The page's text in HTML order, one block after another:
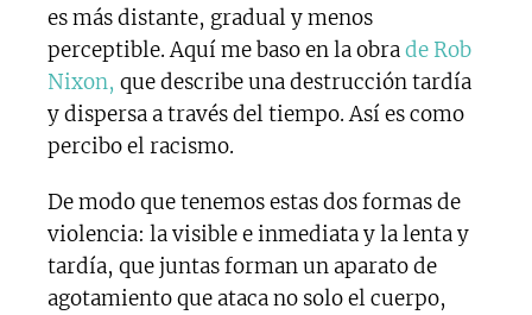
es más distante, gradual y menos
perceptible. Aquí me baso en la obrade Rob
Nixon, que describe una destrucción tardía
y dispersa a través del tiempo. Así es como
percibo el racismo.
De modo que tenemos estas dos formas de
violencia: la visible e inmediata y la lenta y
tardía, que juntas forman un aparato de
agotamiento que ataca no solo el cuerpo,